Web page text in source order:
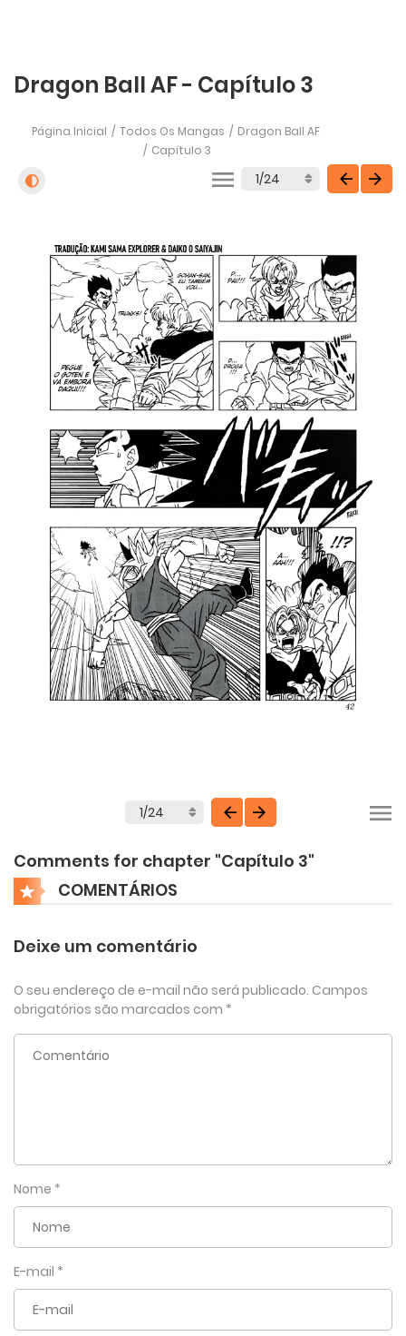
Dragon Ball AF - Capítulo 3
Página Inicial Todos Os Mangas
Dragon Ball AF
Capítulo 3
Comments for chapter "Capítulo 3"
COMENTÁRIOS
Deixe um comentário
O seu endereço de e-mail não será publicado. Campos
obrigatórios são marcados com *
Nome *
E-mail *